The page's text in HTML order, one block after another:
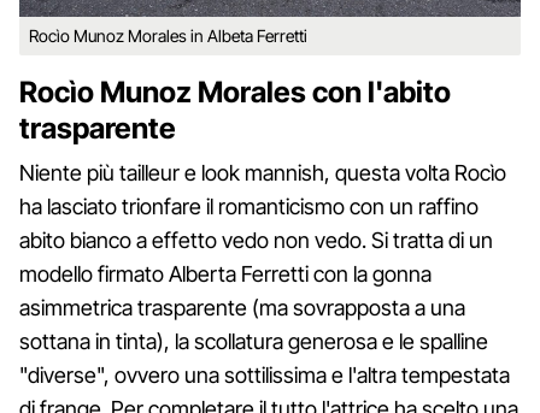
Rocìo Munoz Morales in Albeta Ferretti
Rocìo Munoz Morales con l'abito
trasparente
Niente più tailleur e look mannish, questa volta Rocìo
ha lasciato trionfare il romanticismo con un raffino
abito bianco a effetto vedo non vedo. Si tratta di un
modello firmato Alberta Ferretti con la gonna
asimmetrica trasparente (ma sovrapposta a una
sottana in tinta), la scollatura generosa e le spalline
"diverse", ovvero una sottilissima e l'altra tempestata